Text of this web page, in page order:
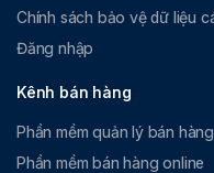
Chính sách bảo vệ dữ liệu
Đăng nhập
Kênh bán hàng
Phần mềm quản lý bán hàng
Phần mềm bán hàng online